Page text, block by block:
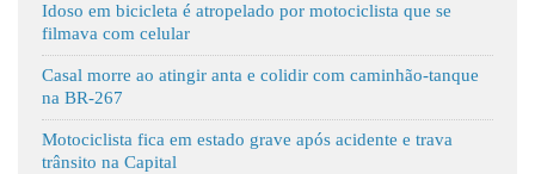
Idoso em bicicleta é atropelado por motociclista que se
filmava com celular
Casal morre ao atingir anta e colidir com caminhão-tanque
na BR-267
Motociclista fica em estado grave após acidente e trava
trânsito na Capital